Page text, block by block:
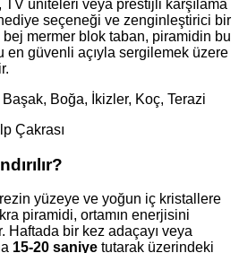
TV üniteleri veya prestijli karşılama
seçeneği ve zenginleştirici bir
mermer blok taban, piramidin bu
en güvenli açıyla sergilemek üzere
Boğa, İkizler, Koç, Terazi
Çakrası
yüzeye ve yoğun iç kristallere
piramidi, ortamın enerjisini
Haftada bir kez adaçayı veya
15-20 saniye tutarak üzerindeki